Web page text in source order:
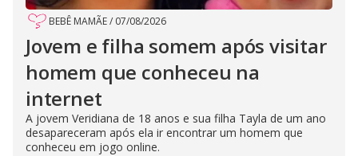
BEBÊ MAMÃE/ 07/08/2026
Jovem e filha somem após visitar
homem que conheceu na
internet
A jovem Veridiana de 18 anos e sua filha Tayla de um ano
desapareceram após ela ir encontrar um homem que
conheceu em jogo online.